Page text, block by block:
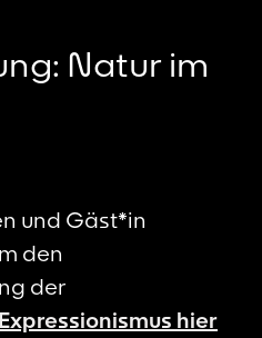
Natur im
und Gäst*in
den
der
hier